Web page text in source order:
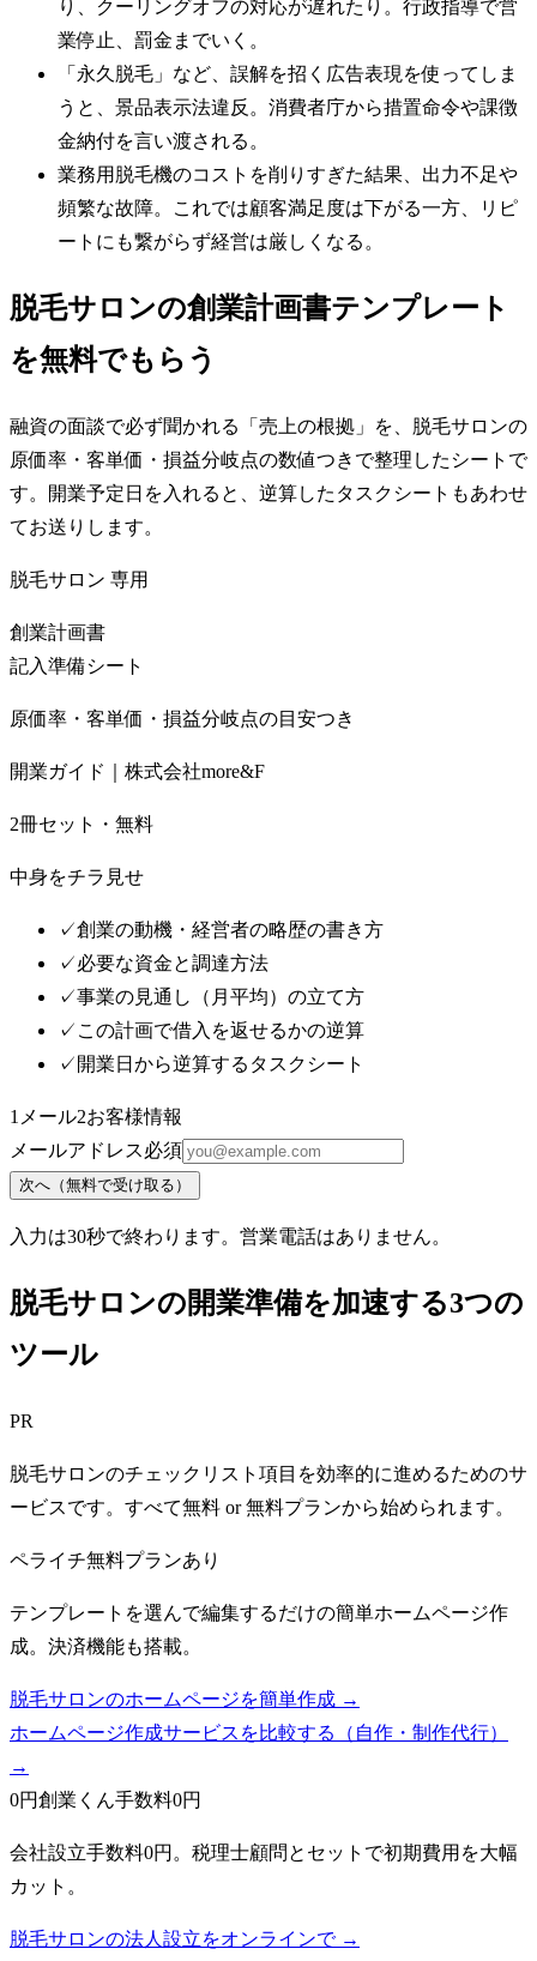
り、クーリングオフの対応が遅れたり。行政指導で営
業停止、罰金までいく。
「永久脱毛」など、誤解を招く広告表現を使ってしま
うと、景品表示法違反。消費者庁から措置命令や課徴
金納付を言い渡される。
業務用脱毛機のコストを削りすぎた結果、出力不足や
頻繁な故障。これでは顧客満足度は下がる一方、リピ
ートにも繋がらず経営は厳しくなる。
脱毛サロンの創業計画書テンプレート
を無料でもらう
融資の面談で必ず聞かれる「売上の根拠」を、脱毛サロンの
原価率・客単価・損益分岐点の数値つきで整理したシートで
す。開業予定日を入れると、逆算したタスクシートもあわせ
てお送りします。
脱毛サロン 専用
創業計画書
記入準備シート
原価率・客単価・損益分岐点の目安つき
開業ガイド｜株式会社more&F
2冊セット・無料
中身をチラ見せ
✓創業の動機・経営者の略歴の書き方
✓必要な資金と調達方法
✓事業の見通し（月平均）の立て方
✓ この計画で借入を返せるかの逆算
✓ 開業日から逆算するタスクシート
1 メール2お客様情報
メールアドレス必須
次へ（無料で受け取る）
入力は30秒で終わります。営業電話はありません。
脱毛サロンの開業準備を加速する3つの
ツール
PR
脱毛サロンのチェックリスト項目を効率的に進めるためのサ
ービスです。すべて無料 or 無料プランから始められます。
ペライチ無料プランあり
テンプレートを選んで編集するだけの簡単ホームページ作
成。決済機能も搭載。
脱毛サロンのホームページを簡単作成 →
ホームページ作成サービスを比較する（自作・制作代行）
→
0円創業くん手数料0円
会社設立手数料0円。税理士顧問とセットで初期費用を大幅
カット。
脱毛サロンの法人設立をオンラインで →